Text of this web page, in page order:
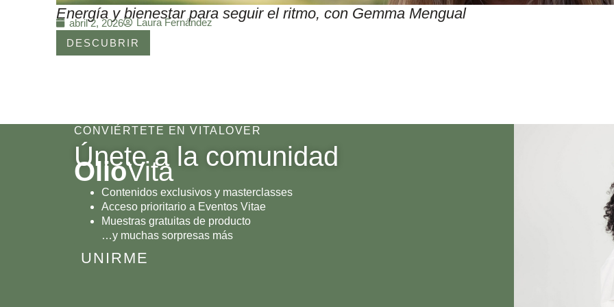
Energía y bienestar para seguir el ritmo, con Gemma Mengual
abril 2, 2026
Laura Fernández
DESCUBRIR
CONVIÉRTETE EN VITALOVER
Únete a la comunidad
OlioVita
Contenidos exclusivos y masterclasses
Acceso prioritario a Eventos Vitae
Muestras gratuitas de producto
…y muchas sorpresas más
UNIRME